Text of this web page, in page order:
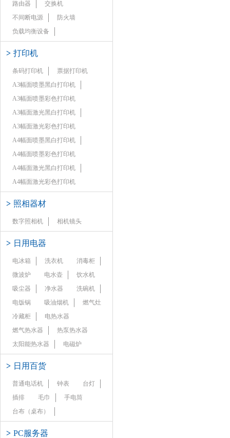
路由器
交换机
不间断电源
防火墙
负载均衡设备
> 打印机
条码打印机
票据打印机
A3幅面喷墨黑白打印机
A3幅面喷墨彩色打印机
A3幅面激光黑白打印机
A3幅面激光彩色打印机
A4幅面喷墨黑白打印机
A4幅面喷墨彩色打印机
A4幅面激光黑白打印机
A4幅面激光彩色打印机
> 照相器材
数字照相机 相机镜头
> 日用电器
电冰箱 洗衣机
消毒柜
微波炉
电水壶
饮水机
吸尘器
净水器
洗碗机
电饭锅
吸油烟机
燃气灶
冷藏柜
电热水器
燃气热水器
热泵热水器
太阳能热水器
电磁炉
> 日用百货
普通电话机 钟表
台灯
插排
毛巾
手电筒
台布（桌布）
> PC服务器